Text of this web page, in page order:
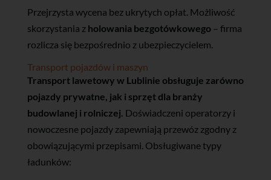
Przejrzysta wycena bez ukrytych opłat. Możliwość
skorzystania z holowania bezgotówkowego– firma
rozlicza się bezpośrednio z ubezpieczycielem.
Transport pojazdów i maszyn
Transport lawetowy w Lublinie obsługuje zarówno
pojazdy prywatne, jak i sprzęt dla branży
budowlanej i rolniczej. Doświadczeni operatorzy i
nowoczesne pojazdy zapewniają przewóz zgodny z
obowiązującymi przepisami. Obsługiwane typy
ładunków: